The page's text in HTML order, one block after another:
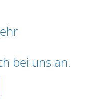
bei uns an.